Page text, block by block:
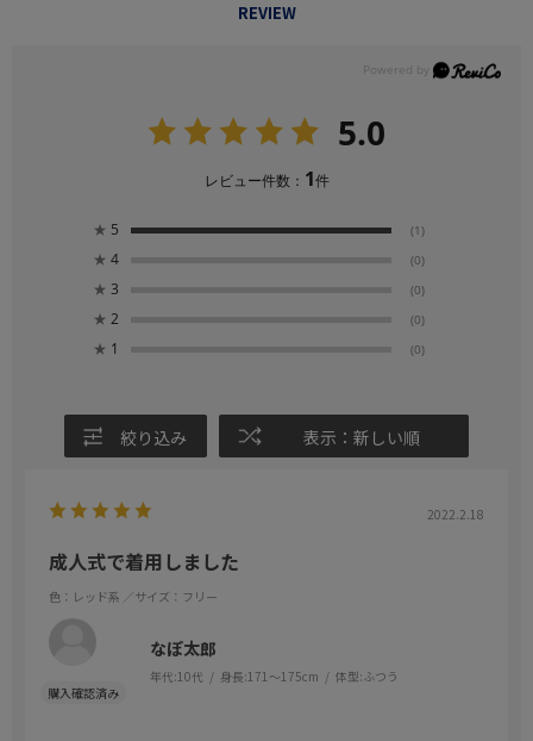
REVIEW
5.0
レビュー件数： 1件
★ 5 (1)
★ 4 (0)
★ 3 (0)
★ 2 (0)
★ 1 (0)
絞り込み 表示：新しい順
2022.2.18
成人式で着用しました
色：レッド系 ／サイズ：フリー
なぽ太郎
年代:10代 身長:171～175cm 体型:ふつう